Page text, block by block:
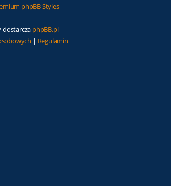
phpBB Styles
dostarcza phpBB.pl
| Regulamin